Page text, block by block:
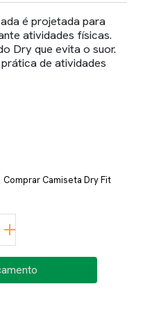
é projetada para
atividades físicas.
Dry que evita o suor.
de atividades
Comprar Camiseta Dry Fit